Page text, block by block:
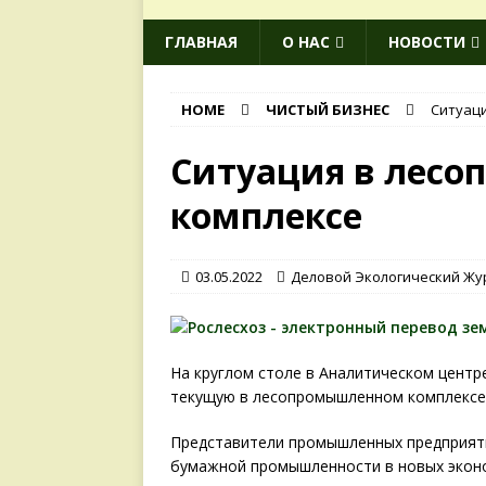
ГЛАВНАЯ О НАС НОВОСТИ
HOME ЧИСТЫЙ БИЗНЕС
Ситуация в
комплексе
03.05.2022 Деловой Экологический
На круглом столе в Аналитическом
текущую в лесопромышленном
Представители промышленных
бумажной промышленности в новых